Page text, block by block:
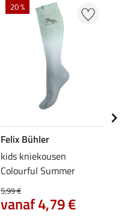
20 %
Felix Bühler
kids kniekousen
Colourful Summer
5,99 €
vanaf 4,79 €